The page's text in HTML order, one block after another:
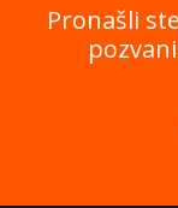
Pronašli